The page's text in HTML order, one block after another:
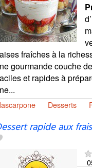
fraîches à la
gourmande couche
et rapides à
Desserts
rapide aux